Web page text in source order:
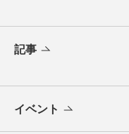
記事
イベント